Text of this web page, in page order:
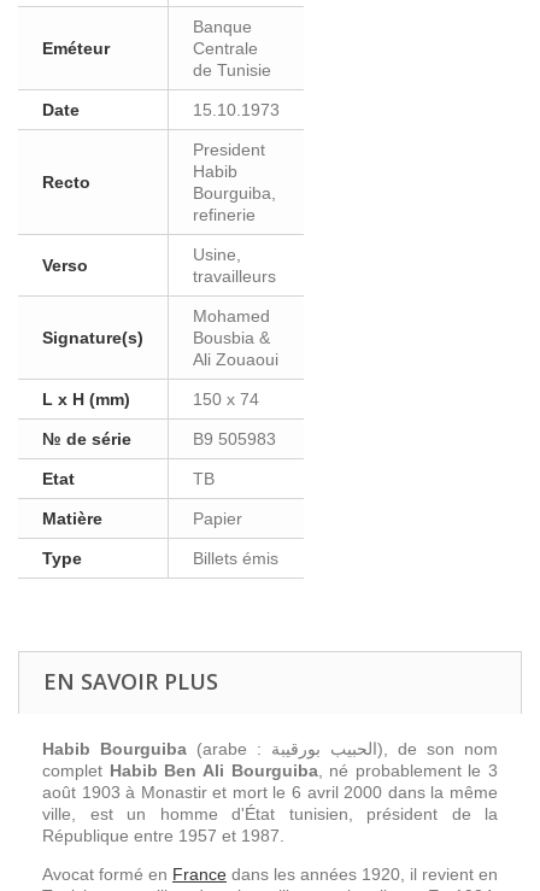
Eméteur
Banque
Centrale
de Tunisie
Date 15.10.1973
Recto
President
Habib
Bourguiba,
refinerie
Verso
Usine,
travailleurs
Signature(s)
Mohamed
Bousbia &
Ali Zouaoui
L x H (mm) 150 x 74
№ de série B9 505983
Etat TB
Matière Papier
Type Billets émis
EN SAVOIR PLUS
Habib Bourguiba (arabe : الحبيب بورقيبة), de son nom
complet Habib Ben Ali Bourguiba, né probablement le 3
août 1903 à Monastir et mort le 6 avril 2000 dans la même
ville, est un homme d'État tunisien, président de la
République entre 1957 et 1987.
Avocat formé en France dans les années 1920, il revient en